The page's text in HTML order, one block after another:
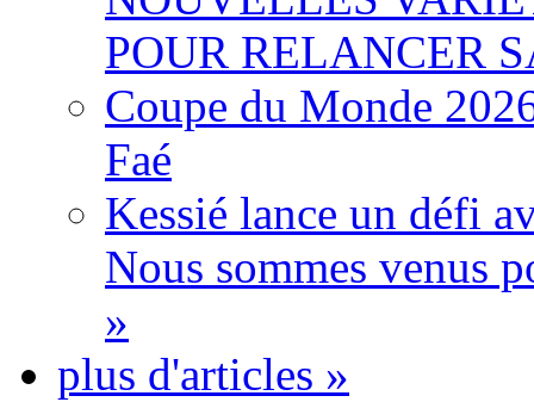
POUR RELANCER
Coupe du Monde
Faé
Kessié lance un défi
Nous sommes venus
»
plus d'articles »